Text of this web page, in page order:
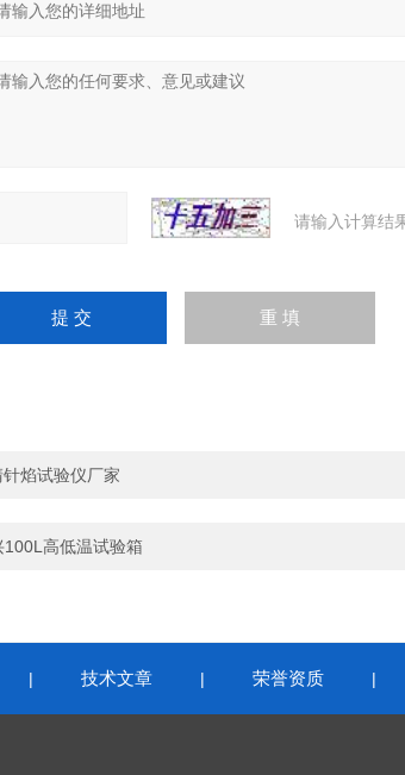
请输入计算结
焰试验仪厂家
高低温试验箱
| 技术文章 | 荣誉资质 |